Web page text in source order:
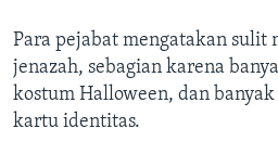
Para pejabat mengatakan sulit
jenazah, sebagian karena
kostum Halloween, dan
kartu identitas.